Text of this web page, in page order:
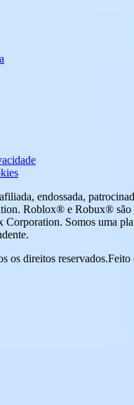
endossada,
Roblox® e Robux® são
Corporation. Somos uma
os direitos reservados.Feito